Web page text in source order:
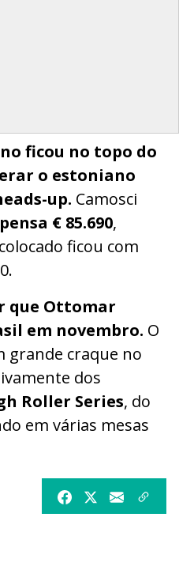
ficou no topo do
o estoniano
up. Camosci
€ 85.690,
ficou com
que Ottomar
em novembro. O
grande craque no
dos
Roller Series, do
em várias mesas